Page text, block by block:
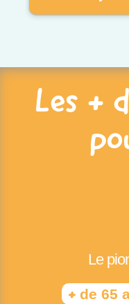
Les +
Le
+ de 65